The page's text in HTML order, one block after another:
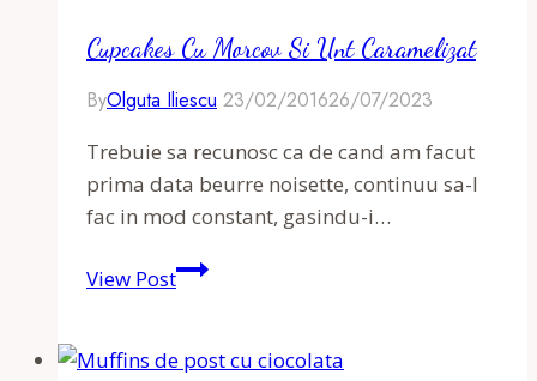
Cupcakes Cu Morcov Si Unt Caramelizat
ByOlguta Iliescu 23/02/201626/07/2023
Trebuie sa recunosc ca de cand am facut
prima data beurre noisette, continuu sa-l
fac in mod constant, gasindu-i…
View PostCupcakes
si